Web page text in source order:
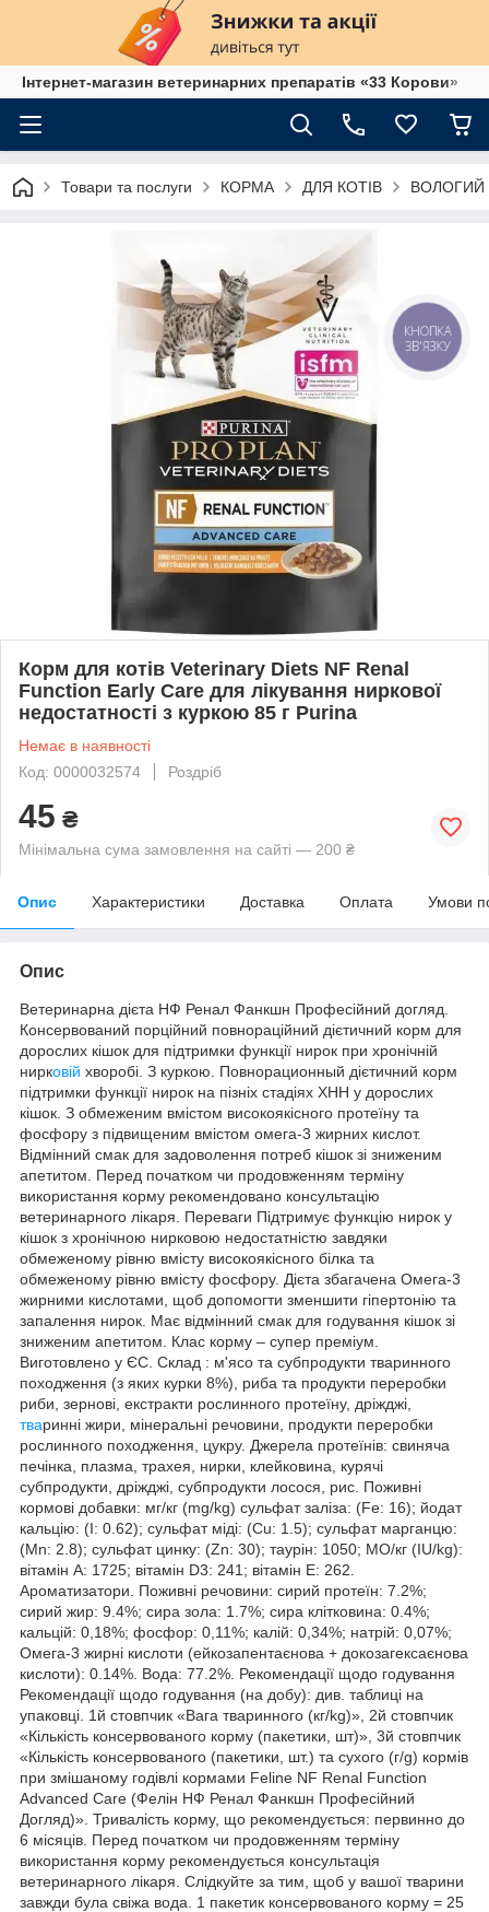
Інтернет-магазин ветеринарних препаратів «33 Корови»
Товари та послуги КОРМА ДЛЯ КОТІВ ВОЛОГИЙ
Корм для котів Veterinary Diets NF Renal
Function Early Care для лікування ниркової
недостатності з куркою 85 г Purina
Немає в наявності
Код: 0000032574
Роздріб
45 ₴
Мінімальна сума замовлення на сайті — 200 ₴
Опис Характеристики Доставка Оплата Умови
Опис
Ветеринарна дієта НФ Ренал Фанкшн Професійний догляд.
Консервований порційний повнораційний дієтичний корм для
дорослих кішок для підтримки функції нирок при хронічній
нирковій хворобі. З куркою. Повнорационный дієтичний корм
підтримки функції нирок на пізніх стадіях ХНН у дорослих
кішок. З обмеженим вмістом високоякісного протеїну та
фосфору з підвищеним вмістом омега-3 жирних кислот.
Відмінний смак для задоволення потреб кішок зі зниженим
апетитом. Перед початком чи продовженням терміну
використання корму рекомендовано консультацію
ветеринарного лікаря. Переваги Підтримує функцію нирок у
кішок з хронічною нирковою недостатністю завдяки
обмеженому рівню вмісту високоякісного білка та
обмеженому рівню вмісту фосфору. Дієта збагачена Омега-3
жирними кислотами, щоб допомогти зменшити гіпертонію та
запалення нирок. Має відмінний смак для годування кішок зі
зниженим апетитом. Клас корму – супер преміум.
Виготовлено у ЄС. Склад : м'ясо та субпродукти тваринного
походження (з яких курки 8%), риба та продукти переробки
риби, зернові, екстракти рослинного протеїну, дріжджі,
тваринні жири, мінеральні речовини, продукти переробки
рослинного походження, цукру. Джерела протеїнів: свиняча
печінка, плазма, трахея, нирки, клейковина, курячі
субпродукти, дріжджі, субпродукти лосося, рис. Поживні
кормові добавки: мг/кг (mg/kg) сульфат заліза: (Fe: 16); йодат
кальцію: (I: 0.62); сульфат міді: (Сu: 1.5); сульфат марганцю:
(Mn: 2.8); сульфат цинку: (Zn: 30); таурін: 1050; МО/кг (IU/kg):
вітамін А: 1725; вітамін D3: 241; вітамін Е: 262.
Ароматизатори. Поживні речовини: сирий протеїн: 7.2%;
сирий жир: 9.4%; сира зола: 1.7%; сира клітковина: 0.4%;
кальцій: 0,18%; фосфор: 0,11%; калій: 0,34%; натрій: 0,07%;
Омега-3 жирні кислоти (ейкозапентаєнова + докозагексаєнова
кислоти): 0.14%. Вода: 77.2%. Рекомендації щодо годування
Рекомендації щодо годування (на добу): див. таблиці на
упаковці. 1й стовпчик «Вага тваринного (кг/kg)», 2й стовпчик
«Кількість консервованого корму (пакетики, шт)», 3й стовпчик
«Кількість консервованого (пакетики, шт.) та сухого (г/g) кормів
при змішаному годівлі кормами Feline NF Renal Function
Advanced Care (Фелін НФ Ренал Фанкшн Професійний
Догляд)». Тривалість корму, що рекомендується: первинно до
6 місяців. Перед початком чи продовженням терміну
використання корму рекомендується консультація
ветеринарного лікаря. Слідкуйте за тим, щоб у вашої тварини
завжди була свіжа вода. 1 пакетик консервованого корму = 25
КНОПКА
ЗВ'ЯЗКУ